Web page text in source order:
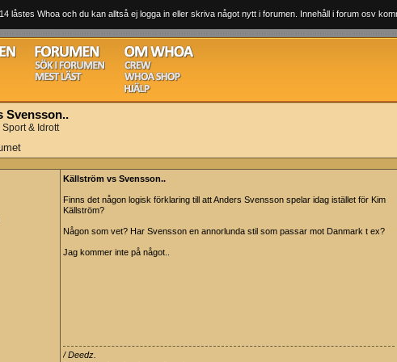
låstes Whoa och du kan alltså ej logga in eller skriva något nytt i forumen. Innehåll i forum osv
Svensson..
& Idrott
Källström vs Svensson..
Finns det någon logisk förklaring till att Anders Svensson spelar idag istället för Kim
Källström?
Någon som vet? Har Svensson en annorlunda stil som passar mot Danmark t ex?
Jag kommer inte på något..
/ Deedz.